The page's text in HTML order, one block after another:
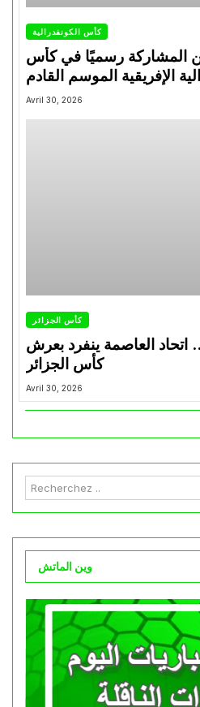
كأس الكونفدرالية
المشاركة رسميًا في كأس
Avril 30, 2026
كأس الجزائر
اتحاد العاصمة ينفرد بعرش
كأس الجزائر
Avril 30, 2026
وين الماتش